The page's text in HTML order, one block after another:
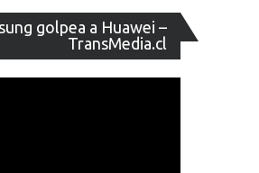
golpea a Huawei –
TransMedia.cl
de
vídeo